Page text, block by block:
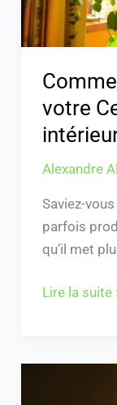
votre
Alexandre
Saviez-
parfois
qu’il met
intérieur
réussi
Lire la suite